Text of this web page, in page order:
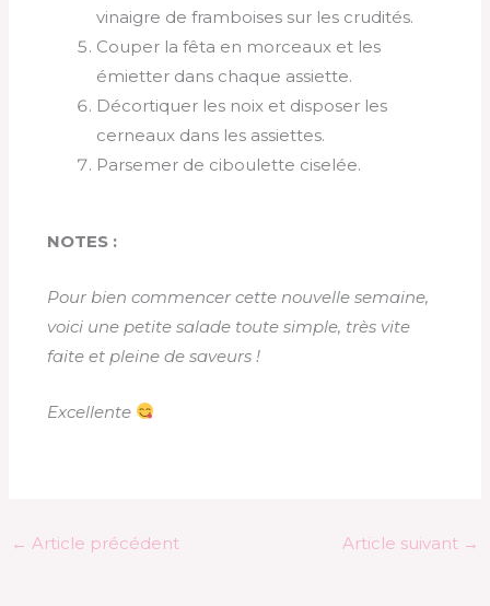
vinaigre de framboises sur les crudités.
Couper la fêta en morceaux et les
émietter dans chaque assiette.
Décortiquer les noix et disposer les
cerneaux dans les assiettes.
Parsemer de ciboulette ciselée.
NOTES :
Pour bien commencer cette nouvelle semaine,
voici une petite salade toute simple, très vite
faite et pleine de saveurs !
Excellente
← Article précédent Article suivant →